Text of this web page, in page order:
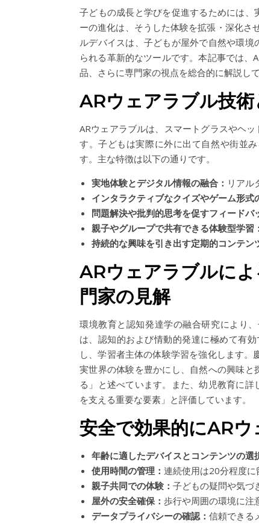
子どもの成長と学びを促進するためには
ーの進化は、そうした体験を拡張・深化さ
ルデバイスは、子どもが屋外で自然や環
られる革新的なツールです。本記事では
品、さらに専門家の視点を総合的に解説して
ARウェアラブル技
ARウェアラブルは、スマートグラスやヘ
す。子どもは実際に外に出て自然や街並
す。主な特徴は以下の通りです。
実地体験とデジタル情報の融合： リアル
インタラクティブなクイズやゲーム形式
問題解決や批判的思考を促すフィードバ
親子やグループで共有できる体験型学習：
持続的な興味を引き出す定期的コンテン
ARウェアラブルに
門家の見解
環境教育と認知発達学の融合研究により
は、認知的および情動的発達に極めて有
し、学習者主体の体験学習を強化します
実世界の体験を豊かにし、自然への興味
る」と述べています。また、幼児教育に
を支える重要な要素」と評価しています。
安全で効果的にAR
年齢に適したデバイスとコンテンツの選
使用時間の管理： 連続使用は20分程度に
親子共同での体験： 子どもの疑問や気づ
屋外の安全確保： 歩行や周囲の環境に注
データプライバシーの確認： 信頼できる